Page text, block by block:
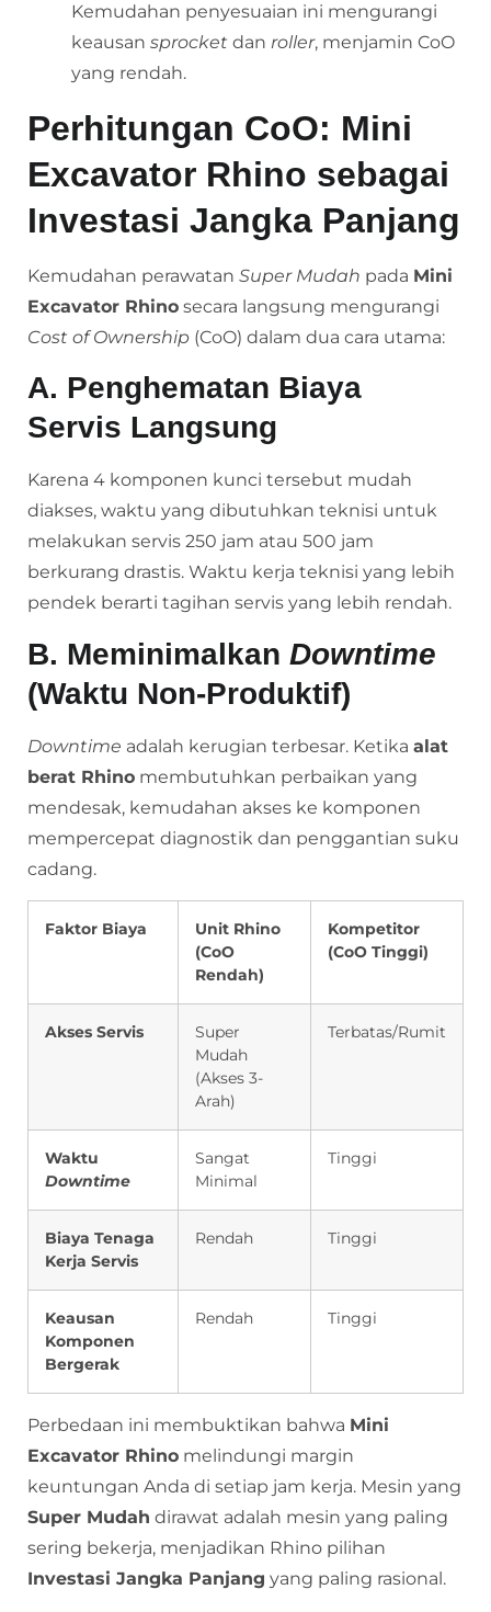
Kemudahan penyesuaian ini mengurangi
keausan sprocket dan roller, menjamin CoO
yang rendah.
Perhitungan CoO: Mini
Excavator Rhino sebagai
Investasi Jangka Panjang
Kemudahan perawatan Super Mudah pada Mini
Excavator Rhino secara langsung mengurangi
Cost of Ownership (CoO) dalam dua cara utama:
A. Penghematan Biaya
Servis Langsung
Karena 4 komponen kunci tersebut mudah
diakses, waktu yang dibutuhkan teknisi untuk
melakukan servis 250 jam atau 500 jam
berkurang drastis. Waktu kerja teknisi yang lebih
pendek berarti tagihan servis yang lebih rendah.
B. Meminimalkan Downtime
(Waktu Non-Produktif)
Downtime adalah kerugian terbesar. Ketika alat
berat Rhino membutuhkan perbaikan yang
mendesak, kemudahan akses ke komponen
mempercepat diagnostik dan penggantian suku
cadang.
Faktor Biaya
Unit Rhino
(CoO
Rendah)
Kompetitor
(CoO Tinggi)
Akses Servis
Super
Mudah
(Akses 3-
Arah)
Terbatas/Rumit
Waktu
Downtime
Sangat
Minimal
Tinggi
Biaya Tenaga
Kerja Servis
Rendah Tinggi
Keausan
Komponen
Bergerak
Rendah Tinggi
Perbedaan ini membuktikan bahwa Mini
Excavator Rhino melindungi margin
keuntungan Anda di setiap jam kerja. Mesin yang
Super Mudah dirawat adalah mesin yang paling
sering bekerja, menjadikan Rhino pilihan
Investasi Jangka Panjang yang paling rasional.